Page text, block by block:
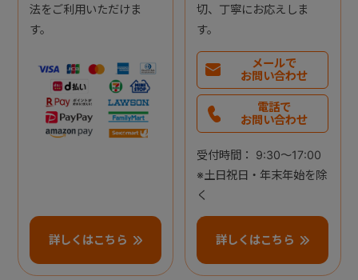
法をご利用いただけま
す。
詳しくはこちら
切、丁寧にお応えしま
す。
メールで
お問い合わせ
電話で
お問い合わせ
受付時間： 9:30～17:00
※土日祝日・年末年始を除
く
詳しくはこちら